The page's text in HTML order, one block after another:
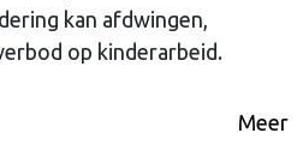
kan afdwingen,
op kinderarbeid.
Meer